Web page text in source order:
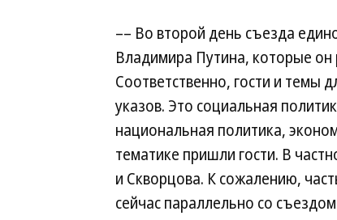
–– Во второй день съезда
Владимира Путина, которые он
Соответственно, гости и темы
указов. Это социальная
национальная политика,
тематике пришли гости. В
и Скворцова. К сожалению,
сейчас параллельно со